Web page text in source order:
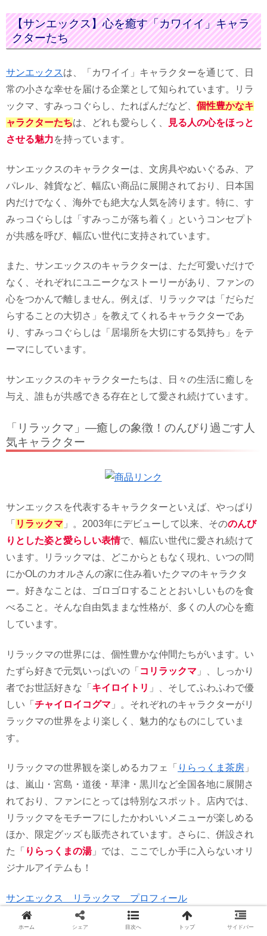
【サンエックス】心を癒す「カワイイ」キャラ
クターたち
サンエックスは、「カワイイ」キャラクターを通じて、日
常の小さな幸せを届ける企業として知られています。リラ
ックマ、すみっコぐらし、たれぱんだなど、 個性豊かなキ
ャラクターたちは、どれも愛らしく、
見る人の心をほっと
させる魅力を持っています。
サンエックスのキャラクターは、文房具やぬいぐるみ、ア
パレル、雑貨など、幅広い商品に展開されており、日本国
内だけでなく、海外でも絶大な人気を誇ります。特に、す
みっコぐらしは「すみっこが落ち着く」というコンセプト
が共感を呼び、幅広い世代に支持されています。
また、サンエックスのキャラクターは、ただ可愛いだけで
なく、それぞれにユニークなストーリーがあり、ファンの
心をつかんで離しません。例えば、リラックマは「だらだ
らすることの大切さ」を教えてくれるキャラクターであ
り、すみっコぐらしは「居場所を大切にする気持ち」をテ
ーマにしています。
サンエックスのキャラクターたちは、日々の生活に癒しを
与え、誰もが共感できる存在として愛され続けています。
「リラックマ」—癒しの象徴！のんびり過ごす人
気キャラクター
サンエックスを代表するキャラクターといえば、やっぱり
「 リラックマ 」。2003年にデビューして以来、そののんび
りとした姿と愛らしい表情で、幅広い世代に愛され続けて
います。リラックマは、どこからともなく現れ、いつの間
にかOLのカオルさんの家に住み着いたクマのキャラクタ
ー。好きなことは、ゴロゴロすることとおいしいものを食
べること。そんな自由気ままな性格が、多くの人の心を癒
しています。
リラックマの世界には、個性豊かな仲間たちがいます。い
たずら好きで元気いっぱいの「 コリラックマ 」、しっかり
者でお世話好きな「 キイロイトリ 」、そしてふわふわで優
しい「 チャイロイコグマ 」。それぞれのキャラクターがリ
ラックマの世界をより楽しく、魅力的なものにしていま
す。
リラックマの世界観を楽しめるカフェ「 りらっくま茶房 」
は、嵐山・宮島・道後・草津・黒川など全国各地に展開さ
れており、ファンにとっては特別なスポット。店内では、
リラックマをモチーフにしたかわいいメニューが楽しめる
ほか、限定グッズも販売されています。さらに、併設され
た「 りらっくまの湯」では、ここでしか手に入らないオリ
ジナルアイテムも！
サンエックス リラックマ プロフィール
ホーム シェア 目次へ トップ サイドバー